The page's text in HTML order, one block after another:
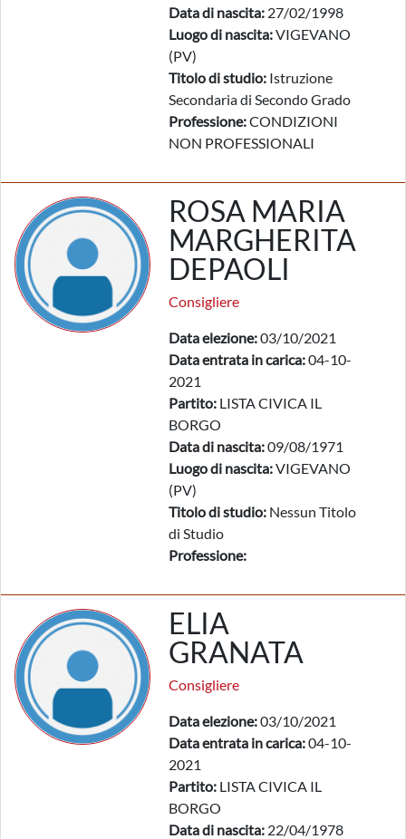
Data di nascita: 27/02/1998
Luogo di nascita:VIGEVANO
(PV)
Titolo di studio: Istruzione
Secondaria di Secondo Grado
Professione:CONDIZIONI
NON PROFESSIONALI
ROSA MARIA
MARGHERITA
DEPAOLI
Consigliere
Data elezione:03/10/2021
Data entrata in carica:04-10-
2021
Partito: LISTA CIVICA IL
BORGO
Data di nascita:09/08/1971
Luogo di nascita:VIGEVANO
(PV)
Titolo di studio: Nessun Titolo
di Studio
Professione:
ELIA
GRANATA
Consigliere
Data elezione:03/10/2021
Data entrata in carica:04-10-
2021
Partito: LISTA CIVICA IL
BORGO
Data di nascita: 22/04/1978